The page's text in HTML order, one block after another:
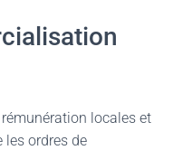
locales et
les ordres de